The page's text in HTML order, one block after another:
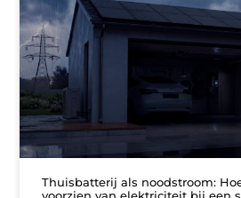
Thuisbatterij als noodstroom: